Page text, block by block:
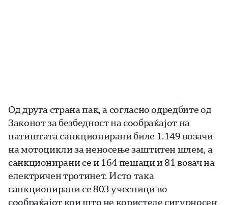
Од друга страна пак, а согласно одредбите од
Законот за безбедност на сообраќајот на
патиштата санкционирани биле 1.149 возачи
на мотоцикли за неносење заштитен шлем, а
санкционирани се и 164 пешаци и 81 возач на
електричен тротинет. Исто така
санкционирани се 803 учесници во
сообраќајот кои што не користеле сигурносен